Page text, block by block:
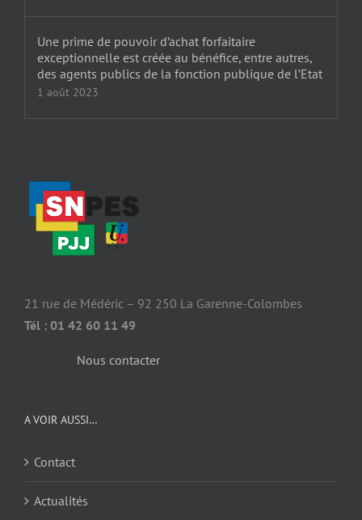
Une prime de pouvoir d’achat forfaitaire
exceptionnelle est créée au bénéfice, entre autres,
des agents publics de la fonction publique de l’Etat
1 août 2023
21 rue de Médéric – 92 250 La Garenne-Colombes
Tél : 01 42 60 11 49
Nous contacter
A VOIR AUSSI…
Contact
Actualités